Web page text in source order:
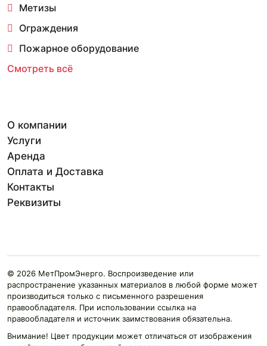
Метизы
Ограждения
Пожарное оборудование
Смотреть всё
О компании
Услуги
Аренда
Оплата и Доставка
Контакты
Реквизиты
© 2026 МетПромЭнерго. Воспроизведение или
распространение указанных материалов в любой форме может
производиться только с письменного разрешения
правообладателя. При использовании ссылка на
правообладателя и источник заимствования обязательна.
Внимание! Цвет продукции может отличаться от изображения